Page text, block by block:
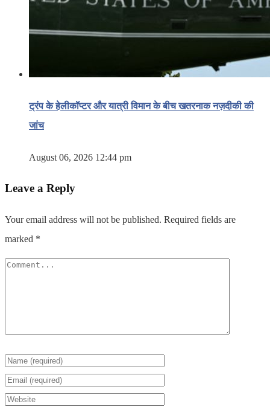
ट्रंप के हेलीकॉप्टर और यात्री विमान के बीच खतरनाक नज़दीकी की
जांच
August 06, 2026 12:44 pm
Leave a Reply
Your email address will not be published. Required fields are
marked *